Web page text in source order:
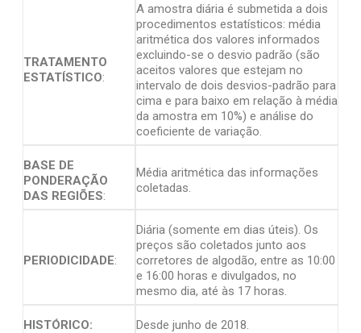
TRATAMENTO
ESTATÍSTICO:
A amostra diária é submetida a dois
procedimentos estatísticos: média
aritmética dos valores informados
excluindo-se o desvio padrão (são
aceitos valores que estejam no
intervalo de dois desvios-padrão para
cima e para baixo em relação à média
da amostra em 10%) e análise do
coeficiente de variação.
BASE DE
PONDERAÇÃO
DAS REGIÕES:
Média aritmética das informações
coletadas.
PERIODICIDADE:
Diária (somente em dias úteis). Os
preços são coletados junto aos
corretores de algodão, entre as 10:00
e 16:00 horas e divulgados, no
mesmo dia, até às 17 horas.
HISTÓRICO: Desde junho de 2018.